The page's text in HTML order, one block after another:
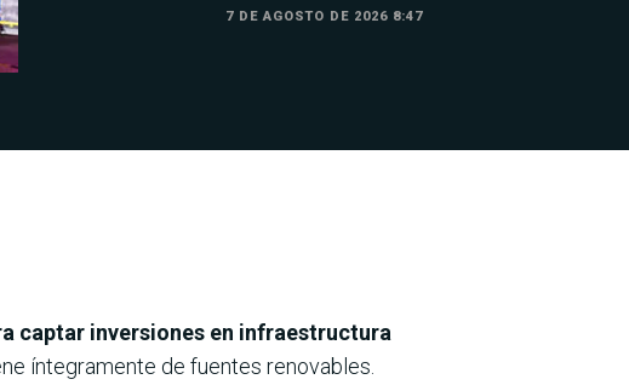
7 DE AGOSTO DE 2026 8:47
captar inversiones en infraestructura
íntegramente de fuentes renovables.